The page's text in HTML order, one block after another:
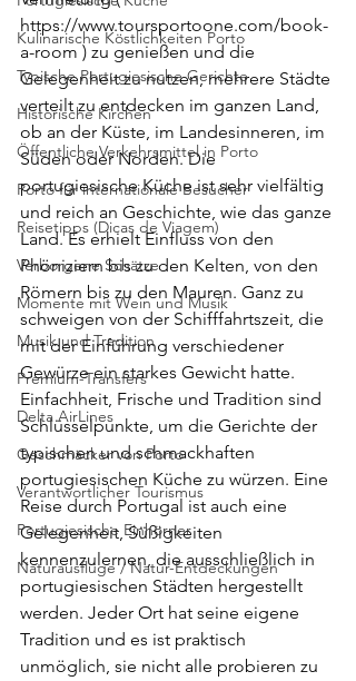
Kulinarische Köstlichkeiten Porto
Typische Portugiesische Gerichte
Historische Kirchen
Öffentliche Verkehrsmittel in Porto
Porto für internationale Besucher
Reisetipps (Dicas de Viagem)
Verborgene Schätze
Momente mit Wein und Musik
Musik und Tradition
Premium-Transfers
Delta AirLines
Geschmäcker von Porto
Verantwortlicher Tourismus
Portugiesische Einhörner
Naturausflüge / Natur-Entdeckungen
https://www.toursportoone.com/book-
a-room ) zu genießen und die
Gelegenheit zu nutzen, mehrere Städte
verteilt zu entdecken im ganzen Land,
ob an der Küste, im Landesinneren, im
Süden oder Norden. Die
portugiesische Küche ist sehr vielfältig
und reich an Geschichte, wie das ganze
Land. Es erhielt Einfluss von den
Phöniziern bis zu den Kelten, von den
Römern bis zu den Mauren. Ganz zu
schweigen von der Schifffahrtszeit, die
mit der Einführung verschiedener
Gewürze ein starkes Gewicht hatte.
Einfachheit, Frische und Tradition sind
Schlüsselpunkte, um die Gerichte der
typischen und schmackhaften
portugiesischen Küche zu würzen. Eine
Reise durch Portugal ist auch eine
Gelegenheit, Süßigkeiten
kennenzulernen, die ausschließlich in
portugiesischen Städten hergestellt
werden. Jeder Ort hat seine eigene
Tradition und es ist praktisch
unmöglich, sie nicht alle probieren zu